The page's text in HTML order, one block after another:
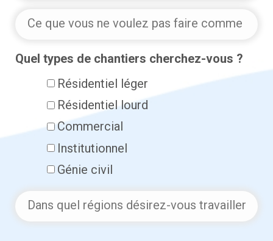
Tâches
Quel types de chantiers cherchez-vous ?
Résidentiel léger
Résidentiel lourd
Commercial
Institutionnel
Génie civil